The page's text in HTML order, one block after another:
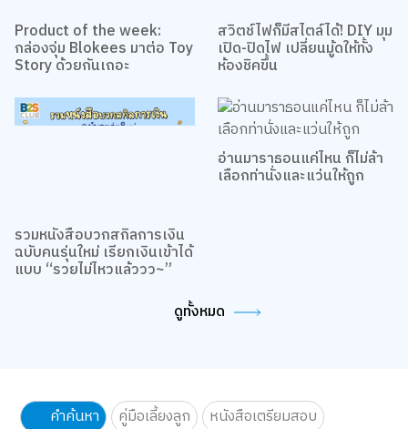
Product of the week:
กล่องจุ่ม Blokees มาต่อ Toy
Story ด้วยกันเถอะ
สวิตช์ไฟก็มีสไตล์ได้! DIY มุม
ห้องชิคขึ้น
รวมหนังสือบวกสกิลการเงิน
ฉบับคนรุ่นใหม่ เรียกเงินเข้าได้
อ่านมาราธอนแค่ไหน ก็ไม่ล้า
เลือกท่านั่งและแว่นให้ถูก